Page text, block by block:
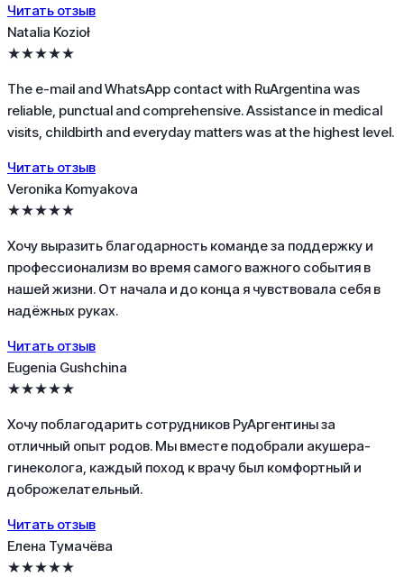
Читать отзыв
Natalia Kozioł
★★★★★
The e-mail and WhatsApp contact with RuArgentina was
reliable, punctual and comprehensive. Assistance in medical
visits, childbirth and everyday matters was at the highest level.
Читать отзыв
Veronika Komyakova
★★★★★
Хочу выразить благодарность команде за поддержку и
профессионализм во время самого важного события в
нашей жизни. От начала и до конца я чувствовала себя в
надёжных руках.
Читать отзыв
Eugenia Gushchina
★★★★★
Хочу поблагодарить сотрудников РуАргентины за
отличный опыт родов. Мы вместе подобрали акушера-
гинеколога, каждый поход к врачу был комфортный и
доброжелательный.
Читать отзыв
Елена Тумачёва
★★★★★